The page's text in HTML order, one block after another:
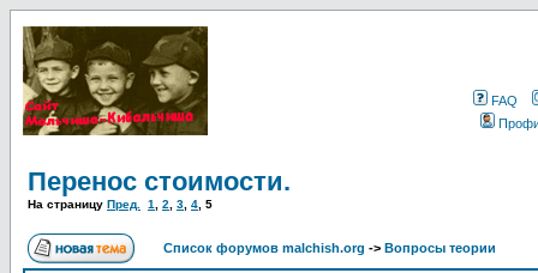
FAQ
Перенос стоимости.
На страницу Пред. 1 2 3 4 5
Список форумов malchish.org -> Вопросы теории